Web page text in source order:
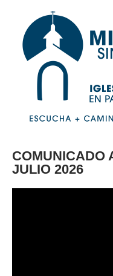
COMUNICADO
JULIO 2026